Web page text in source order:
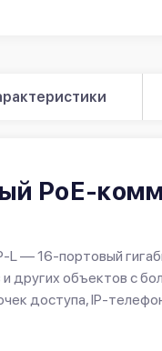
PoE-
L — 16-портовый
и других объектов с
доступа, IP-